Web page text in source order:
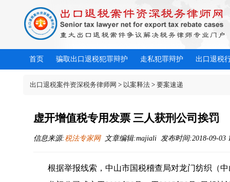
首页 骗取出口退税犯罪辩护 走私犯罪辩护 出口退税
出口退税案件资深税务律师网 > 以案释法 > 要案速递
虚开增值税专用发票 三人获刑公司挨罚
信息来源:税法专家网文章编辑:majiali 发布时间:2018-09-03
根据举报线索，中山市国税稽查局对龙门纺织（